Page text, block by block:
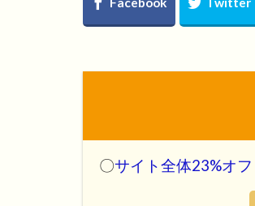
〇サイト全体23%オ